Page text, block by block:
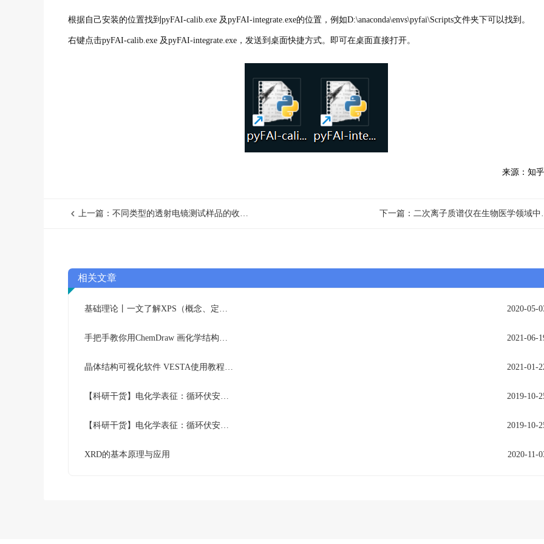
根据自己安装的位置找到pyFAI-calib.exe 及pyFAI-integrate.exe的位置，例如D:\anaconda\envs\pyfai\Scripts文件夹下可以找到。
右键点击pyFAI-calib.exe 及pyFAI-integrate.exe，发送到桌面快捷方式。即可在桌面直接打开。
来源：知
上一篇：不同类型的透射电镜测试样品的收费标准有哪些？ 下一篇：二
相关文章
基础理论丨一文了解XPS（概念、定性定量分析、分析方法、谱线结构） 2020-05-
手把手教你用ChemDraw 画化学结构式：基础篇 2021-06-
晶体结构可视化软件 VESTA使用教程（下篇） 2021-01-
【科研干货】电化学表征：循环伏安法详解（上） 2019-10-
【科研干货】电化学表征：循环伏安法详解（下） 2019-10-
XRD的基本原理与应用 2020-11-